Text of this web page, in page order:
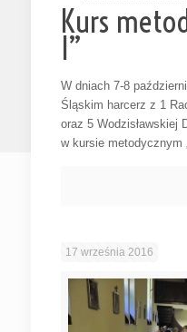
Kurs
I”
W dniach 7-8
Śląskim harcerz z 1
oraz 5 Wodzisławskiej
w kursie
17 września 2016